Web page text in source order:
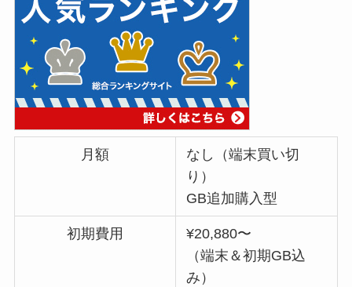
月額
なし（端末買い切
り）
GB追加購入型
初期費用
¥20,880〜
（端末＆初期GB込
み）